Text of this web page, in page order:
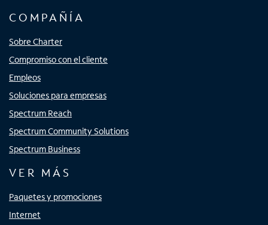
COMPAÑÍA
Sobre Charter
Compromiso con el cliente
Empleos
Soluciones para empresas
Spectrum Reach
Spectrum Community Solutions
Spectrum Business
VER MÁS
Paquetes y promociones
Internet